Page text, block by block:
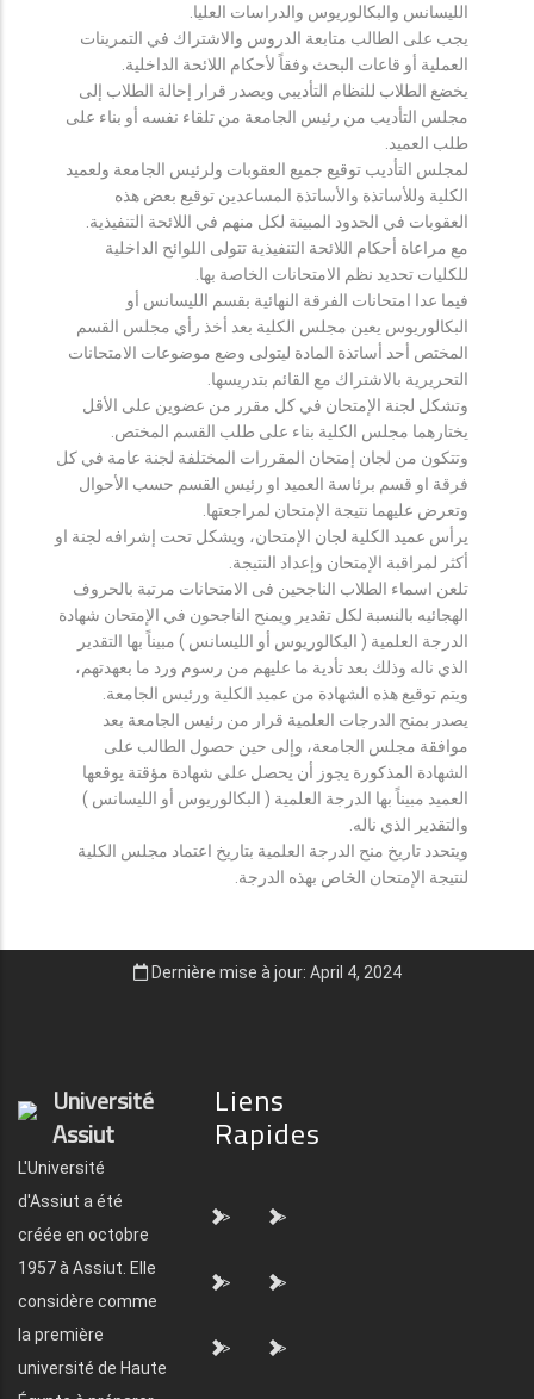
الليسانس والبكالوريوس والدراسات العليا.
يجب على الطالب متابعة الدروس والاشتراك في التمرينات
العملية أو قاعات البحث وفقاً لأحكام اللائحة الداخلية.
يخضع الطلاب للنظام التأديبي ويصدر قرار إحالة الطلاب إلى
مجلس التأديب من رئيس الجامعة من تلقاء نفسه أو بناء على
طلب العميد.
لمجلس التأديب توقيع جميع العقوبات ولرئيس الجامعة ولعميد
الكلية وللأساتذة والأساتذة المساعدين توقيع بعض هذه
العقوبات في الحدود المبينة لكل منهم في اللائحة التنفيذية.
مع مراعاة أحكام اللائحة التنفيذية تتولى اللوائح الداخلية
للكليات تحديد نظم الامتحانات الخاصة بها.
فيما عدا امتحانات الفرقة النهائية بقسم الليسانس أو
البكالوريوس يعين مجلس الكلية بعد أخذ رأي مجلس القسم
المختص أحد أساتذة المادة ليتولى وضع موضوعات الامتحانات
التحريرية بالاشتراك مع القائم بتدريسها.
وتشكل لجنة الإمتحان في كل مقرر من عضوين على الأقل
يختارهما مجلس الكلية بناء على طلب القسم المختص.
وتتكون من لجان إمتحان المقررات المختلفة لجنة عامة في كل
فرقة او قسم برئاسة العميد او رئيس القسم حسب الأحوال
وتعرض عليهما نتيجة الإمتحان لمراجعتها.
يرأس عميد الكلية لجان الإمتحان، ويشكل تحت إشرافه لجنة او
أكثر لمراقبة الإمتحان وإعداد النتيجة.
تلعن اسماء الطلاب الناجحين فى الامتحانات مرتبة بالحروف
الهجائيه بالنسبة لكل تقدير ويمنح الناجحون في الإمتحان شهادة
الدرجة العلمية ( البكالوريوس أو الليسانس ) مبيناً بها التقدير
الذي ناله وذلك بعد تأدية ما عليهم من رسوم ورد ما بعهدتهم،
ويتم توقيع هذه الشهادة من عميد الكلية ورئيس الجامعة.
يصدر بمنح الدرجات العلمية قرار من رئيس الجامعة بعد
موافقة مجلس الجامعة، وإلى حين حصول الطالب على
الشهادة المذكورة يجوز أن يحصل على شهادة مؤقتة يوقعها
العميد مبيناً بها الدرجة العلمية ( البكالوريوس أو الليسانس )
والتقدير الذي ناله.
ويتحدد تاريخ منح الدرجة العلمية بتاريخ اعتماد مجلس الكلية
لنتيجة الإمتحان الخاص بهذه الدرجة.
Dernière mise à jour: April 4, 2024
Université
Assiut
L'Université
d'Assiut a été
créée en octobre
1957 à Assiut. Elle
considère comme
la première
université de Haute
Liens
Rapides
"> ">
"> ">
"> ">